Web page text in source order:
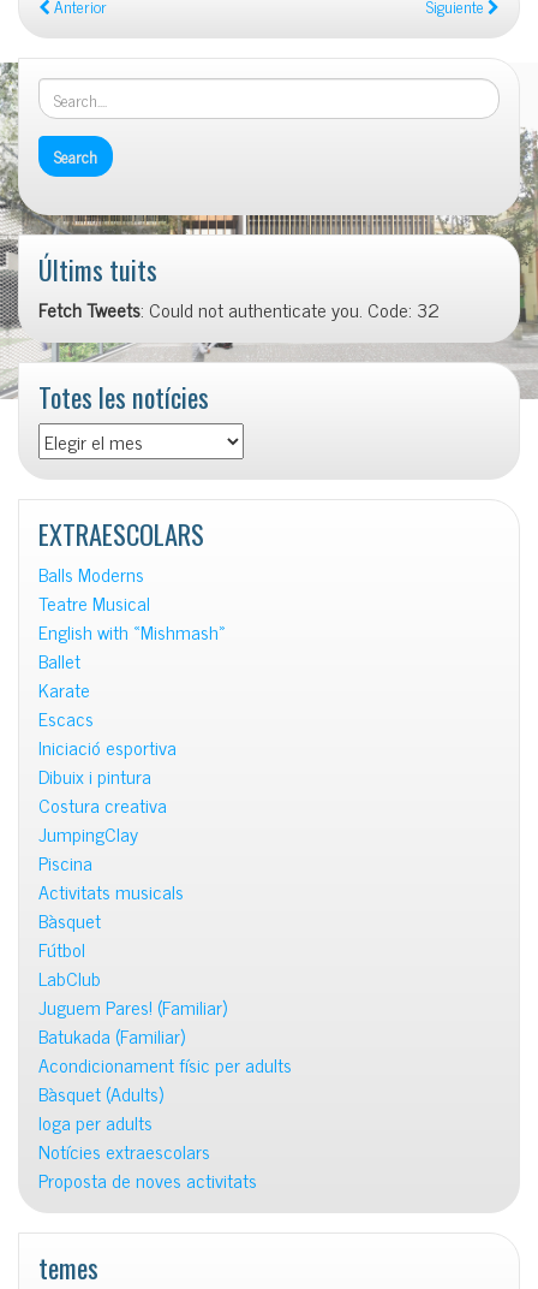
Anterior Siguiente
Últims tuits
Fetch Tweets: Could not authenticate you. Code: 32
Totes les notícies
Totes
les
notícies
EXTRAESCOLARS
Balls Moderns
Teatre Musical
English with «Mishmash»
Ballet
Karate
Escacs
Iniciació esportiva
Dibuix i pintura
Costura creativa
JumpingClay
Piscina
Activitats musicals
Bàsquet
Fútbol
LabClub
Juguem Pares! (Familiar)
Batukada (Familiar)
Acondicionament físic per adults
Bàsquet (Adults)
Ioga per adults
Notícies extraescolars
Proposta de noves activitats
temes